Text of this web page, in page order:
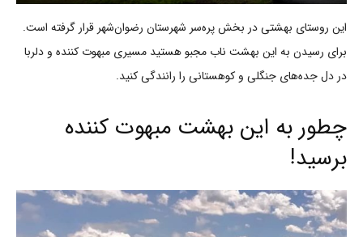
این روستای بهشتی در بخش پره‌سر شهرستان رضوان‌شهر قرار گرفته است.
برای رسیدن به این بهشت ناب مجبو هستید مسیری مبهوت کننده و دلربا
در دل جده‌های جنگلی و کوهستانی را رانندگی کنید.
چطور به این بهشت مبهوت کننده
برسید!